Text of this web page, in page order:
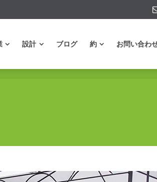
設計 ブログ 約 お問い合わ
お問い合わ